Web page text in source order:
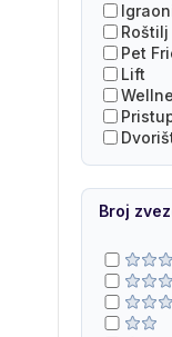
Roštilj
Pet
Lift
Broj